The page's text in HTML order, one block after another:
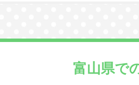
富山県で